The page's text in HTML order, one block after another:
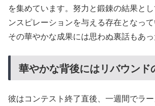
を集めています。努力と鍛錬の結果と
ンスピレーションを与える存在となって
その華やかな成果には思わぬ裏話もあっ
華やかな背後にはリバウンド
彼はコンテスト終了直後、一週間でラ